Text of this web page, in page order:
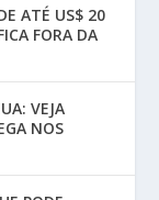
ATÉ US$ 20
FORA DA
VEJA
NOS